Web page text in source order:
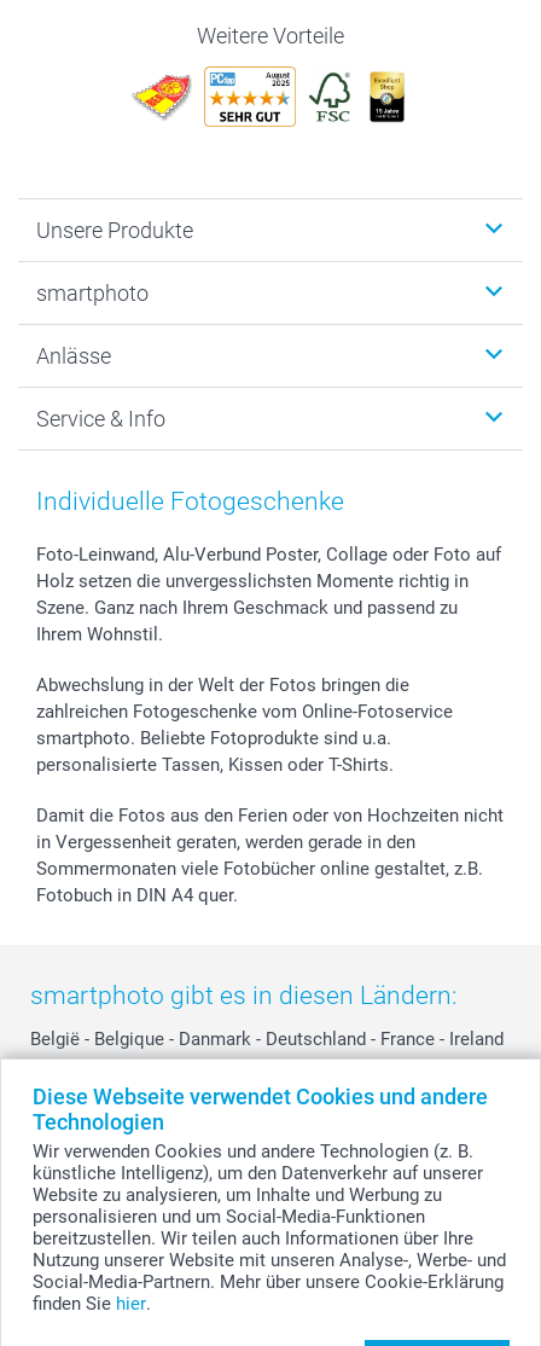
Diese Webseite verwendet Cookies und andere
Technologien
Wir verwenden Cookies und andere Technologien (z. B.
künstliche Intelligenz), um den Datenverkehr auf unserer
Website zu analysieren, um Inhalte und Werbung zu
personalisieren und um Social-Media-Funktionen
bereitzustellen. Wir teilen auch Informationen über Ihre
Nutzung unserer Website mit unseren Analyse-, Werbe- und
Social-Media-Partnern. Mehr über unsere Cookie-Erklärung
finden Sie hier.
Weitere Vorteile
Unsere Produkte
Fotogeschenke
MyNameBook
Fotoabzüge, Fotos als Buch & Poster
Zubehör & Material
Sticker & Etiketten
Geschenk-Gutscheine (PDF)
smartphoto
Warum smartphoto
Datenschutz
AGB
Presse
Partnerprogramme
Investor Relations
Widerrufsrecht
Anlässe
Neujahr
Muttertag
Kommunion & Konfirmation
Hochzeit
Geburtstag
Zu allen Anlässen
Service & Info
Preise und Versandkosten
48h Lieferung
Zahlungsmöglichkeiten
Anmelden /Registrieren
Status der Bestellung
smartfriends
smartgarantie
smartbonus
Individuelle Fotogeschenke
Foto-Leinwand, Alu-Verbund Poster, Collage oder Foto auf
Holz setzen die unvergesslichsten Momente richtig in
Szene. Ganz nach Ihrem Geschmack und passend zu
Ihrem Wohnstil.
Abwechslung in der Welt der Fotos bringen die
zahlreichen Fotogeschenke vom Online-Fotoservice
smartphoto. Beliebte Fotoprodukte sind u.a.
personalisierte Tassen, Kissen oder T-Shirts.
Damit die Fotos aus den Ferien oder von Hochzeiten nicht
in Vergessenheit geraten, werden gerade in den
Sommermonaten viele Fotobücher online gestaltet, z.B.
Fotobuch in DIN A4 quer.
smartphoto gibt es in diesen Ländern:
België - Belgique - Danmark - Deutschland - France - Ireland
Switzerland - Suomi - Sverige - United Kingdom -
Other Countries
Alle Preise verstehen sich in Schweizer Franken (CHF) inkl. MwSt. und zzgl.
Versandkosten.